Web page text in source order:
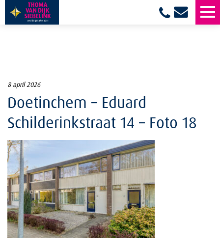
8 april 2026
Doetinchem – Eduard
Schilderinkstraat 14 – Foto 18